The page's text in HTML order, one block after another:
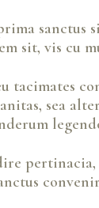
sanctus
sit, vis cu
tacimates
sea